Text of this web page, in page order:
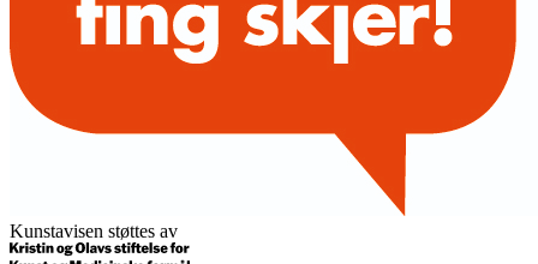
Kunstavisen støttes av